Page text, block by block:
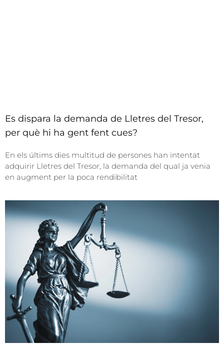
Es dispara la demanda de Lletres del Tresor,
per què hi ha gent fent cues?
En els últims dies multitud de persones han intentat
adquirir Lletres del Tresor, la demanda del qual ja venia
en augment per la poca rendibilitat